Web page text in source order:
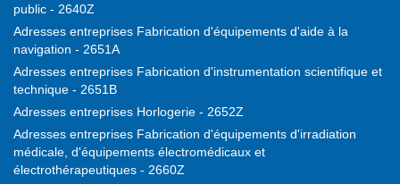
public - 2640Z
Adresses entreprises Fabrication d'équipements d'aide à la
navigation - 2651A
Adresses entreprises Fabrication d'instrumentation scientifique et
technique - 2651B
Adresses entreprises Horlogerie - 2652Z
Adresses entreprises Fabrication d'équipements d'irradiation
médicale, d'équipements électromédicaux et
électrothérapeutiques - 2660Z